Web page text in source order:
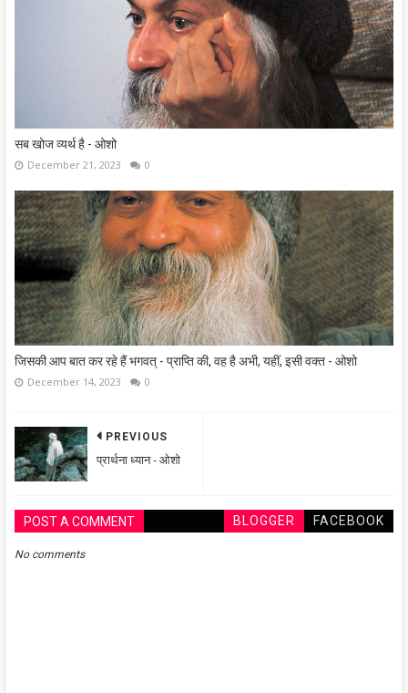
सब खोज व्यर्थ है - ओशो
December 21, 2023 0
जिसकी आप बात कर रहे हैं भगवत् - प्राप्ति की, वह है अभी, यहीं, इसी वक्त - ओशो
December 14, 2023 0
PREVIOUS
प्रार्थना ध्यान - ओशो
POST A COMMENT BLOGGER FACEBOOK
No comments